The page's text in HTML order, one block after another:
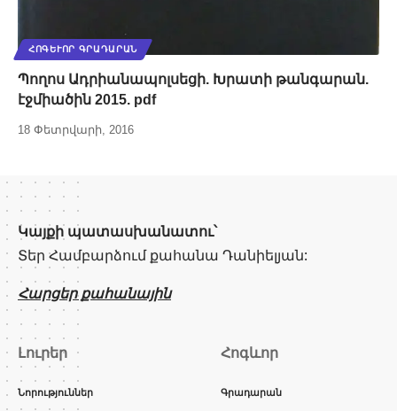
ՀՈԳԵՒՈՐ ԳՐԱԴԱՐԱՆ
Պողոս Ադրիանապոլսեցի. Խրատի թանգարան.
էջմիածին 2015. pdf
18 Փետրվարի, 2016
Կայքի պատասխանատու՝
Տեր Համբարձում քահանա Դանիելյան:
Հարցեր քահանային
Լուրեր
Նորություններ
Հոգևոր
Գրադարան